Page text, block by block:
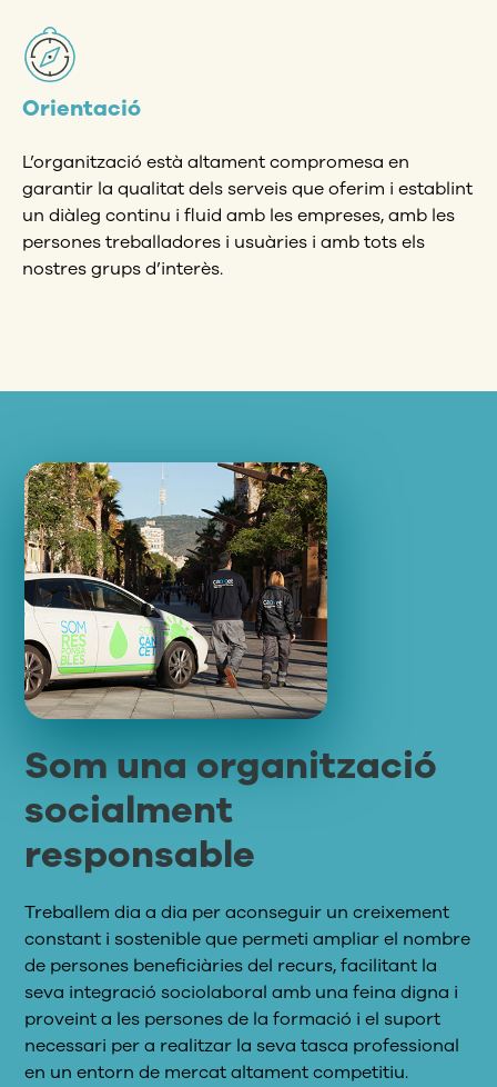
Orientació
L’organització està altament compromesa en
garantir la qualitat dels serveis que oferim i establint
un diàleg continu i fluid amb les empreses, amb les
persones treballadores i usuàries i amb tots els
nostres grups d’interès.
Som una organització
socialment
responsable
Treballem dia a dia per aconseguir un creixement
constant i sostenible que permeti ampliar el nombre
de persones beneficiàries del recurs, facilitant la
seva integració sociolaboral amb una feina digna i
proveint a les persones de la formació i el suport
necessari per a realitzar la seva tasca professional
en un entorn de mercat altament competitiu.